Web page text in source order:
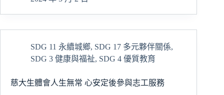
獲
遠
見
獎
SDG 11 永續城鄉, SDG 17 多元夥伴關係,
SDG 3 健康與福祉, SDG 4 優質教育
慈大生體會人生無常 心安定後參與志工服務